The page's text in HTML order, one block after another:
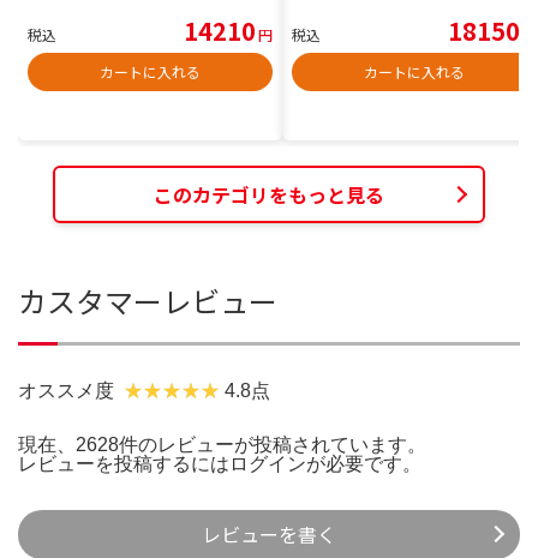
税込 14210円
カートに入れる
税込 18150
カートに入れる
このカテゴリをもっと見る
カスタマーレビュー
オススメ度 4.8点
現在、2628件のレビューが投稿されています。
レビューを投稿するには ログインが必要です。
レビューを書く